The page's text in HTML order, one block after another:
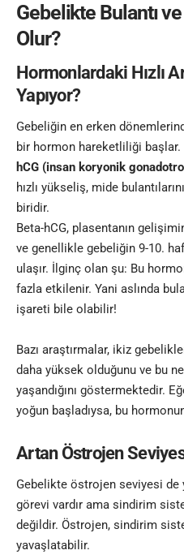
Gebelikte Bulantı
Olur?
Hormonlardaki Hızlı
Yapıyor?
Gebeliğin en erken
bir hormon hareketliliği
hCG (insan koryonik
hızlı yükseliş, mide
biridir.
Beta-hCG, plasentanın
ve genellikle gebeliğin 9-10.
ulaşır. İlginç olan şu: Bu
fazla etkilenir. Yani aslında
işareti bile olabilir!
Bazı araştırmalar, ikiz
daha yüksek olduğunu ve bu
yaşandığını göstermektedir.
yoğun başladıysa, bu
Artan Östrojen
Gebelikte östrojen seviyesi
görevi vardır ama sindirim
değildir. Östrojen, sindirim
yavaşlatabilir.